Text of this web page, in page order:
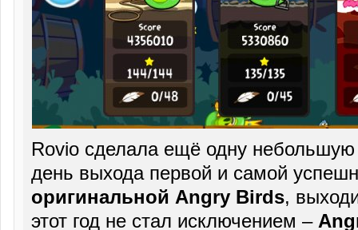
Rovio сделала ещё одну
день выхода первой и самой
оригинальной Angry Birds,
этот год не стал исключением –